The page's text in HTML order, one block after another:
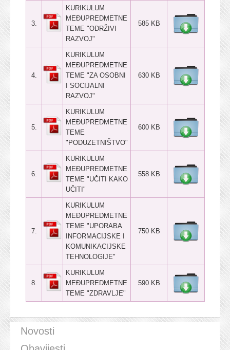
3.
KURIKULUM
MEĐUPREDMETNE
TEME "ODRŽIVI
RAZVOJ"
585 KB
4.
KURIKULUM
MEĐUPREDMETNE
TEME "ZA OSOBNI
I SOCIJALNI
RAZVOJ"
630 KB
5.
KURIKULUM
MEĐUPREDMETNE
TEME
"PODUZETNIŠTVO"
600 KB
6.
KURIKULUM
MEĐUPREDMETNE
TEME "UČITI KAKO
UČITI"
558 KB
7.
KURIKULUM
MEĐUPREDMETNE
TEME "UPORABA
INFORMACIJSKE I
KOMUNIKACIJSKE
TEHNOLOGIJE"
750 KB
8.
KURIKULUM
MEĐUPREDMETNE
TEME "ZDRAVLJE"
590 KB
Novosti